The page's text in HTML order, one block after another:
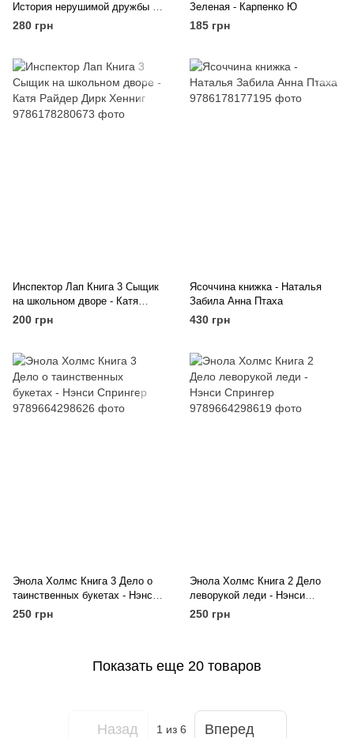
История нерушимой дружбы -
Елена Скуловатова
280 грн
Зеленая - Карпенко Ю
185 грн
Инспектор Лап Книга 3 Сыщик
на школьном дворе - Катя
Райдер Дирк Хенниг
200 грн
Ясоччина книжка - Наталья
Забила Анна Птаха
430 грн
Энола Холмс Книга 3 Дело о
таинственных букетах - Нэнси
Спрингер
250 грн
Энола Холмс Книга 2 Дело
леворукой леди - Нэнси
Спрингер
250 грн
Показать еще 20 товаров
Назад 1 из 6 Вперед